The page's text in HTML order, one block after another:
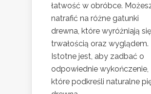
łatwość w obróbce.
natrafić na różne gatunki
drewna, które wyróżniają się
trwałością oraz wyglądem.
Istotne jest, aby zadbać o
odpowiednie wykończenie,
które podkreśli naturalne